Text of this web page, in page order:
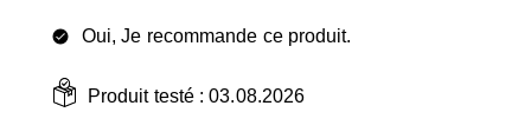
Oui, Je recommande ce produit.
Produit testé :03.08.2026